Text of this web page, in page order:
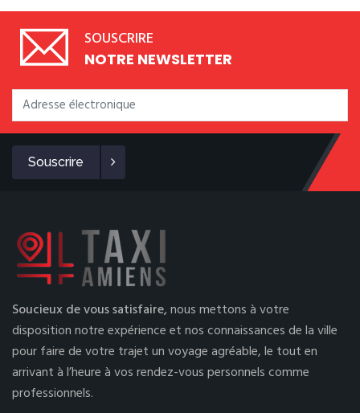
SOUSCRIRE
NOTRE NEWSLETTER
Souscrire
Soucieux de vous satisfaire,nous mettons à votre
disposition notre expérience et nos connaissances de la ville
pour faire de votre trajet un voyage agréable, le tout en
arrivant à l’heure à vos rendez-vous personnels comme
professionnels.